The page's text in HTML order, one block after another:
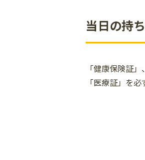
当日の持
「健康保険証
「医療証」を